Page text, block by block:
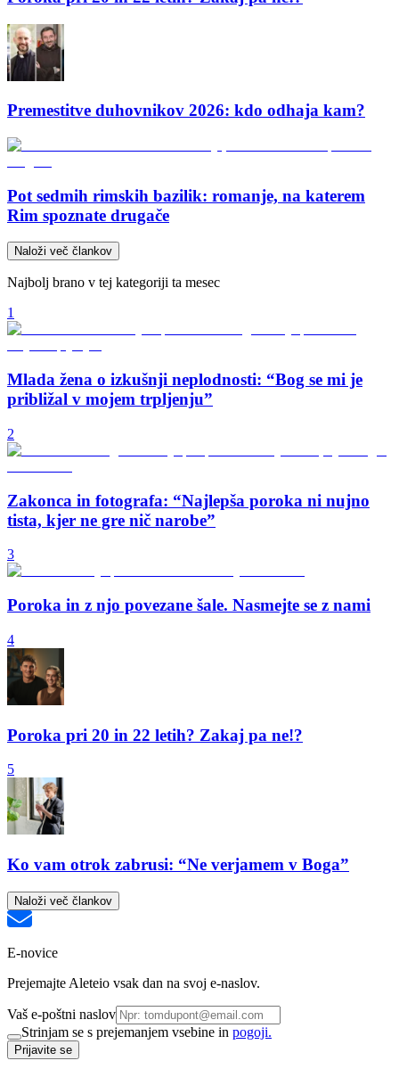
Premestitve duhovnikov 2026: kdo odhaja kam?
Pot sedmih rimskih bazilik: romanje, na katerem
Rim spoznate drugače
Naloži več člankov
Najbolj brano v tej kategoriji ta mesec
1
Mlada žena o izkušnji neplodnosti: “Bog se mi je
približal v mojem trpljenju”
2
Zakonca in fotografa: “Najlepša poroka ni nujno
tista, kjer ne gre nič narobe”
3
Poroka in z njo povezane šale. Nasmejte se z nami
4
Poroka pri 20 in 22 letih? Zakaj pa ne!?
5
Ko vam otrok zabrusi: “Ne verjamem v Boga”
Naloži več člankov
E-novice
Prejemajte Aleteio vsak dan na svoj e-naslov.
Vaš e-poštni naslov
Strinjam se s prejemanjem vsebine in pogoji.
Prijavite se